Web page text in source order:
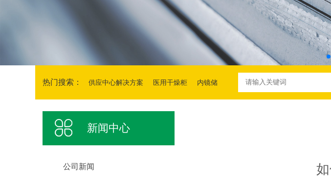
热门搜索： 供应中心解决方案 医用干燥柜 内镜储
新闻中心
公司新闻